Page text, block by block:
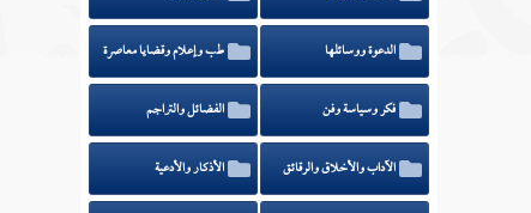
الدعوة ووسائلها طب وإعلام وقضايا معاصرة
فكر وسياسة وفن الفضائل والتراجم
الآداب والأخلاق والرقائق الأذكار والأدعية